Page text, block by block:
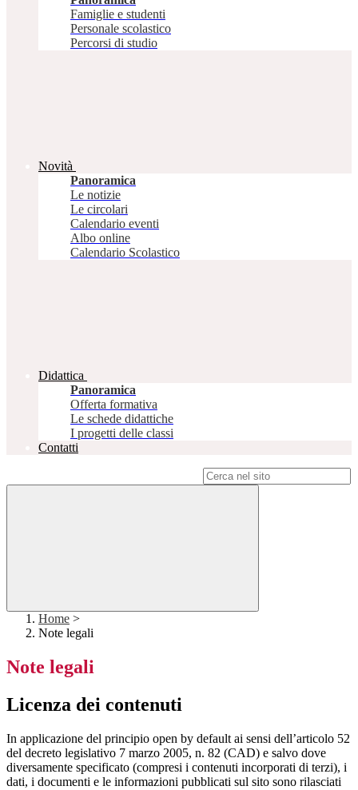
Famiglie e studenti
Personale scolastico
Percorsi di studio
Novità
Panoramica
Le notizie
Le circolari
Calendario eventi
Albo online
Calendario Scolastico
Didattica
Panoramica
Offerta formativa
Le schede didattiche
I progetti delle classi
Contatti
Home >
Note legali
Note legali
Licenza dei contenuti
In applicazione del principio open by default ai sensi dell’articolo 52
del decreto legislativo 7 marzo 2005, n. 82 (CAD) e salvo dove
diversamente specificato (compresi i contenuti incorporati di terzi), i
dati, i documenti e le informazioni pubblicati sul sito sono rilasciati